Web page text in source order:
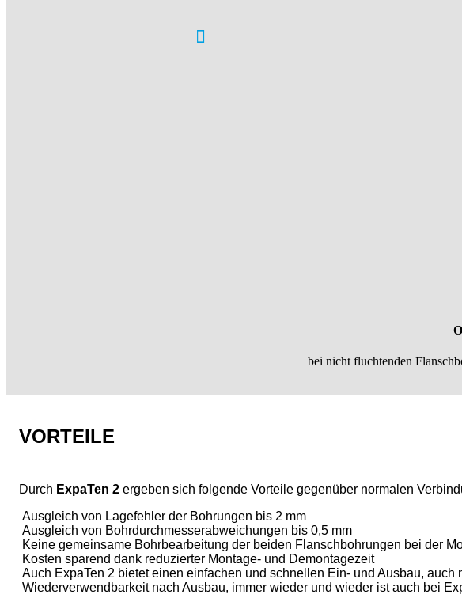
bei nicht fluchtenden
VORTEILE
Durch ExpaTen 2 ergeben sich folgende Vorteile gegenüber normalen
Ausgleich von Lagefehler der Bohrungen bis 2 mm
Ausgleich von Bohrdurchmesserabweichungen bis 0,5 mm
Keine gemeinsame Bohrbearbeitung der beiden Flanschbohrungen bei der
Kosten sparend dank reduzierter Montage- und Demontagezeit
Auch ExpaTen 2 bietet einen einfachen und schnellen Ein- und Ausbau,
Wiederverwendbarkeit nach Ausbau, immer wieder und wieder ist auch bei